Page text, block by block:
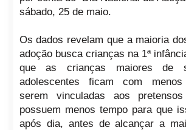
sábado, 25 de maio.
Os dados revelam que a maioria
adoção busca crianças na 1ª
que as crianças maiores de
adolescentes ficam com
serem vinculadas aos
possuem menos tempo para que
após dia, antes de alcançar a